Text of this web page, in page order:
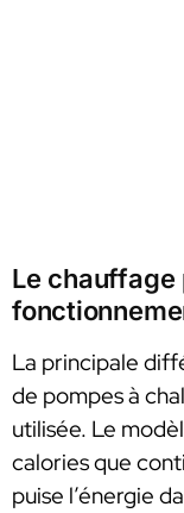
Le chauffage
La principale
de pompes à
utilisée. Le
calories que
puise l’énergie